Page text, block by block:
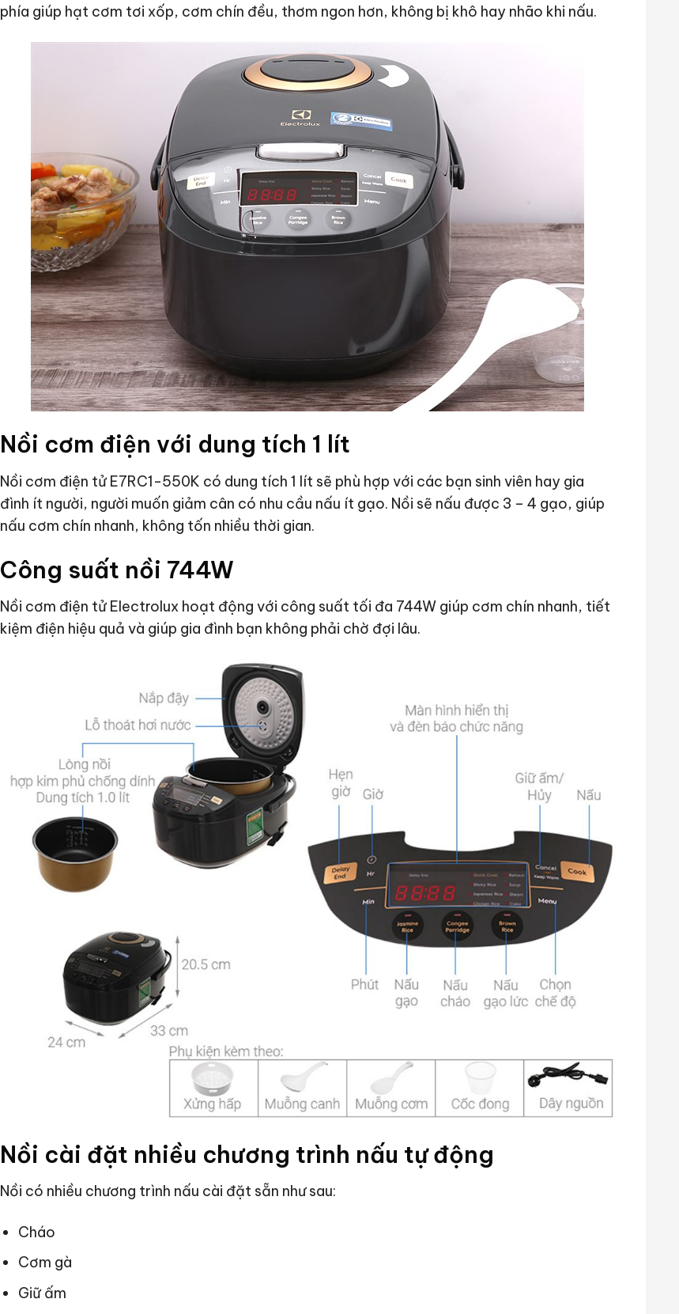
phía giúp hạt cơm tơi xốp, cơm chín đều, thơm ngon hơn, không bị khô hay nhão khi nấu.
Nồi cơm điện với dung tích 1 lít
Nồi cơm điện tử E7RC1-550K có dung tích 1 lít sẽ phù hợp với các bạn sinh viên hay gia
đình ít người, người muốn giảm cân có nhu cầu nấu ít gạo. Nồi sẽ nấu được 3 – 4 gạo, giúp
nấu cơm chín nhanh, không tốn nhiều thời gian.
Công suất nồi 744W
Nồi cơm điện tử Electrolux hoạt động với công suất tối đa 744W giúp cơm chín nhanh, tiết
kiệm điện hiệu quả và giúp gia đình bạn không phải chờ đợi lâu.
Nồi cài đặt nhiều chương trình nấu tự động
Nồi có nhiều chương trình nấu cài đặt sẵn như sau:
Cháo
Cơm gà
Giữ ấm